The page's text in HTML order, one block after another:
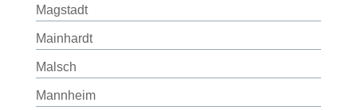
Magstadt
Mainhardt
Malsch
Mannheim